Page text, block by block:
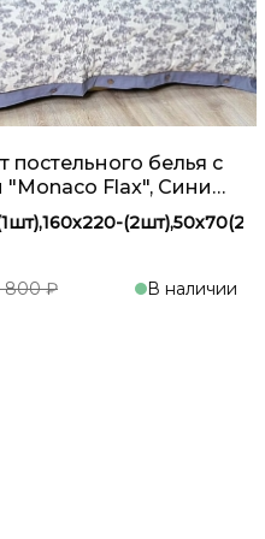
постельного белья с
Flax", Синий
(2шт),50х70(2шт)
800 ₽
В наличии